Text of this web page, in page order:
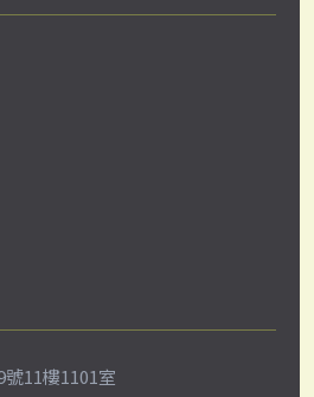
11樓1101室